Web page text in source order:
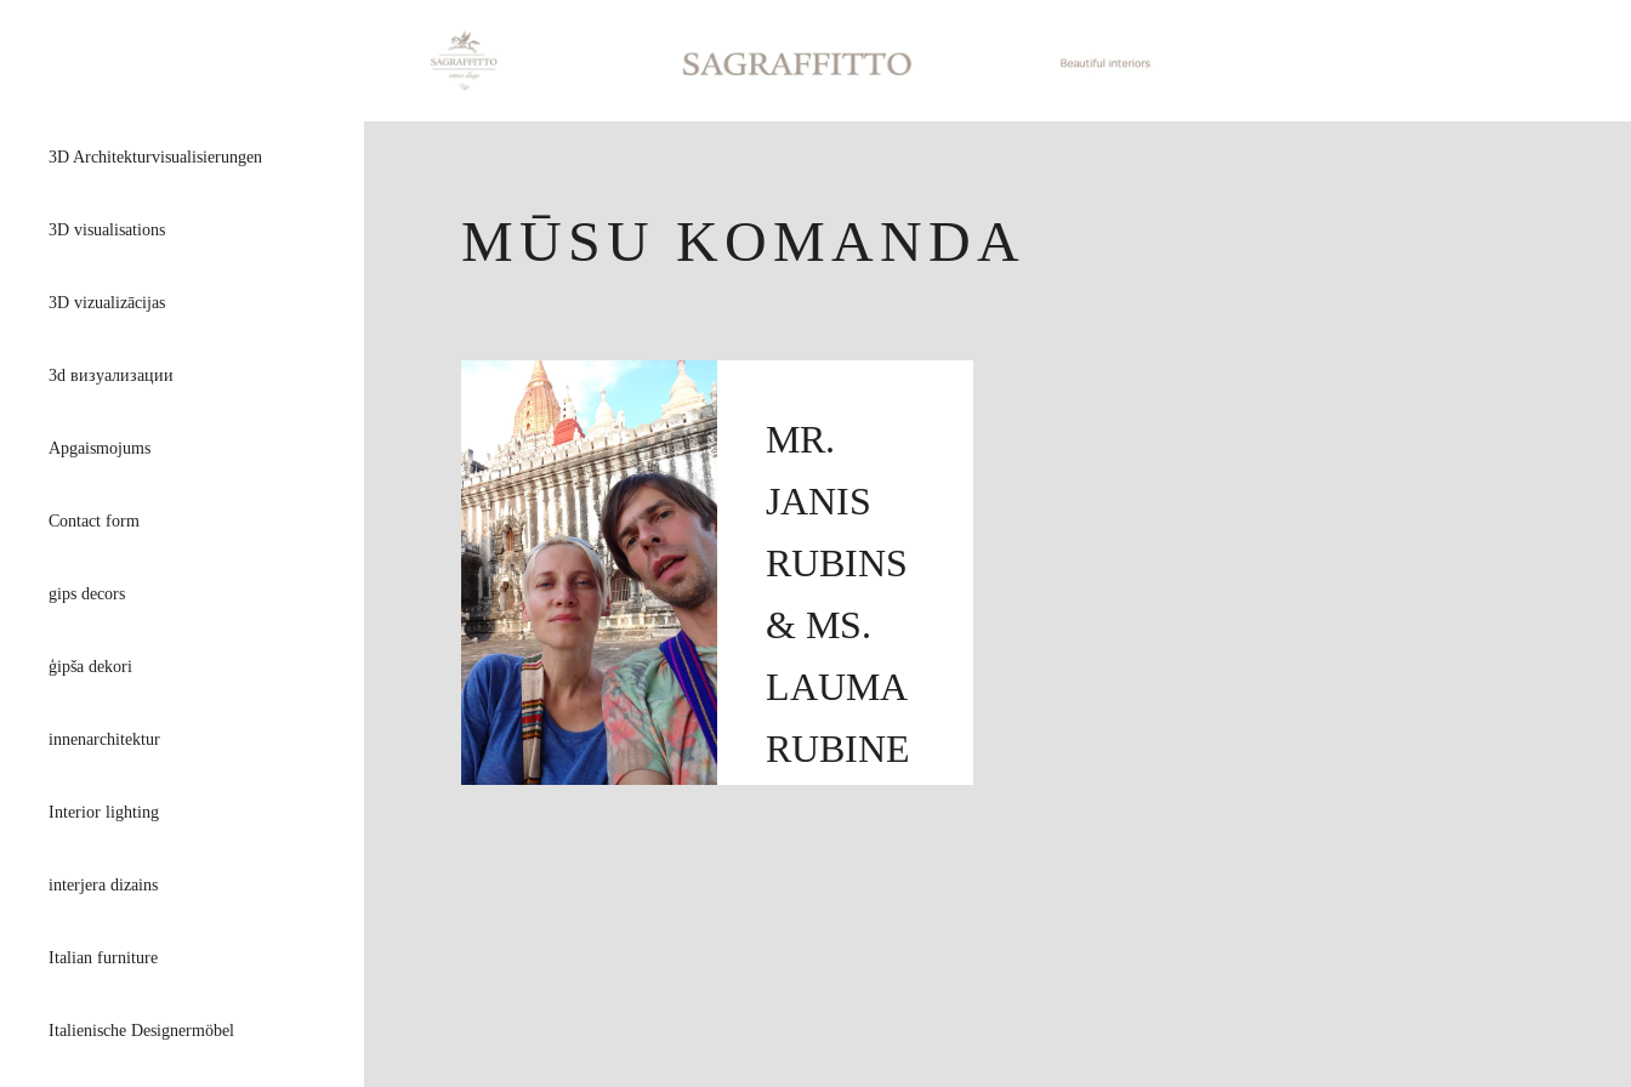
MŪSU KOMANDA
MR.
JANIS
RUBINS
& MS.
LAUMA
RUBINE
3D Architekturvisualisierungen
3D visualisations
3D vizualizācijas
3d визуализации
Apgaismojums
Contact form
gips decors
ģipša dekori
innenarchitektur
Interior lighting
interjera dizains
Italian furniture
Italienische Designermöbel